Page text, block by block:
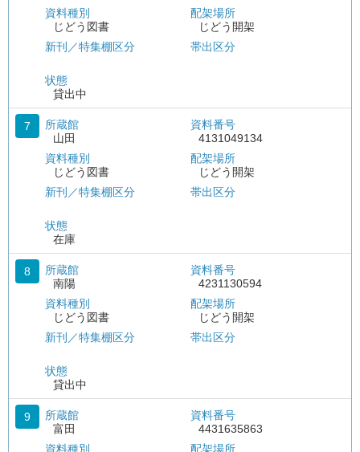
資料種別
じどう図書
新刊／特集棚区分
状態
貸出中
配架場所
じどう開架
帯出区分
7
所蔵館
山田
資料種別
じどう図書
新刊／特集棚区分
状態
在庫
資料番号
4131049134
配架場所
じどう開架
帯出区分
8
所蔵館
南陽
資料種別
じどう図書
新刊／特集棚区分
状態
貸出中
資料番号
4231130594
配架場所
じどう開架
帯出区分
9
所蔵館
富田
資料種別
資料番号
4431635863
配架場所